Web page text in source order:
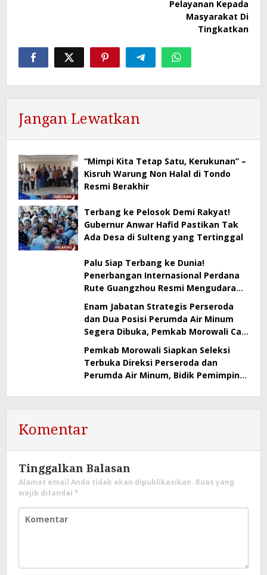
Pelayanan Kepada
Masyarakat Di
Tingkatkan
Jangan Lewatkan
“Mimpi Kita Tetap Satu, Kerukunan” –
Kisruh Warung Non Halal di Tondo
Resmi Berakhir
Terbang ke Pelosok Demi Rakyat!
Gubernur Anwar Hafid Pastikan Tak
Ada Desa di Sulteng yang Tertinggal
Palu Siap Terbang ke Dunia!
Penerbangan Internasional Perdana
Rute Guangzhou Resmi Mengudara
Enam Jabatan Strategis Perseroda
dan Dua Posisi Perumda Air Minum
Segera Dibuka, Pemkab Morowali Cari
Pemimpin BUMD Berintegritas
Pemkab Morowali Siapkan Seleksi
Terbuka Direksi Perseroda dan
Perumda Air Minum, Bidik Pemimpin
Komentar
Tinggalkan Balasan
Alamat email Anda tidak akan dipublikasikan. Ruas yang
wajib ditandai *